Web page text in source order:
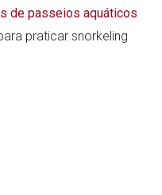
de passeios aquáticos
praticar snorkeling